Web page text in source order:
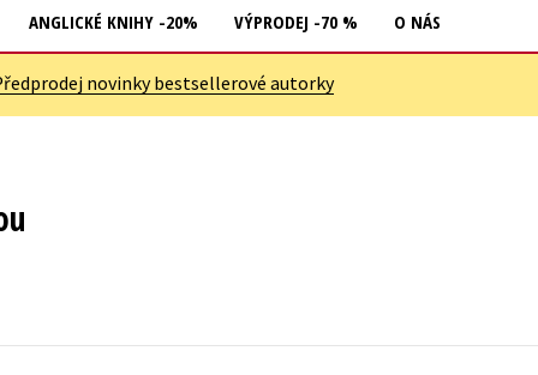
ANGLICKÉ KNIHY -20% VÝPRODEJ -70 % O NÁS
novinky bestsellerové autorky